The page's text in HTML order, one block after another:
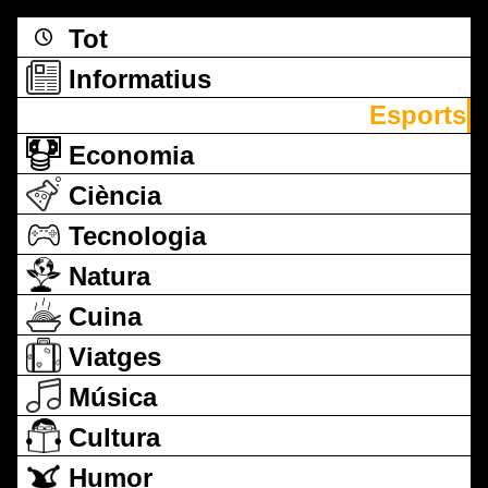
Tot
Informatius
Esports
Economia
Ciència
Tecnologia
Natura
Cuina
Viatges
Música
Cultura
Humor